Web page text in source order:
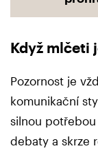
Když mlčeti
Pozornost je
komunikační
silnou
debaty a skrze